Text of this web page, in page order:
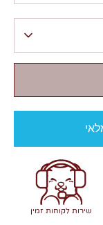
שירות לקוחות זמין